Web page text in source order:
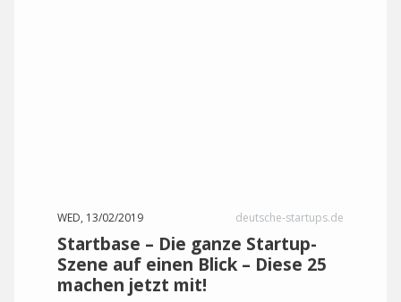
WED, 13/02/2019 deutsche-startups.de
Startbase – Die ganze Startup-
Szene auf einen Blick – Diese 25
machen jetzt mit!